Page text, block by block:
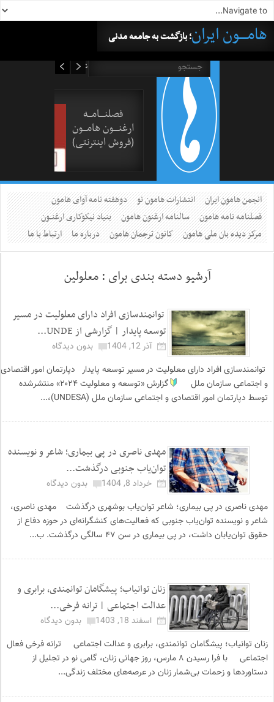
هامــــون ایران؛ بازگشت به جامعه مدنی
فصلنــــامـــه
ارغنــــون هامـــون
(فروش اینترنتی)
انجمن هامون ایران انتشارات هامون نو
دوهفته نامه آوای هامون
فصلنامه نامه هامون
سالنامه ارغنون هامون
بنیاد نیکوکاری ارغنــون
مرکز دیده بان ملی هامون
کانون ترجمان هامون درباره ما ارتباط با ما
آرشیو دسته بندی برای : معلولین
توانمندسازی افراد دارای معلولیت در مسیر
توسعه پایدار | گزارشی از UNDE...
آذر 12, 1404
بدون دیدگاه
توانمندسازی افراد دارای معلولیت در مسیر توسعه پایدار دپارتمان امور اقتصادی
و اجتماعی سازمان ملل
گزارش «توسعه و معلولیت ۲۰۲۴» منتشرشده
توسط دپارتمان امور اقتصادی و اجتماعی سازمان ملل (UNDESA)،...
مهدی ناصری در پی بیماری؛ شاعر و نویسنده
توان‌یاب جنوبی درگذشت...
خرداد 8, 1404
بدون دیدگاه
مهدی ناصری در پی بیماری؛ شاعر توان‌یاب بوشهری درگذشت مهدی ناصری،
شاعر و نویسنده توان‌یاب جنوبی که فعالیت‌های کنشگرانه‌ای در حوزه دفاع از
حقوق توان‌یابان داشت، در پی بیماری در سن ۴۷ سالگی درگذشت. ب...
زنان توانیاب؛ پیشگامان توانمندی، برابری و
عدالت اجتماعی | ترانه فرخی...
اسفند 18, 1403
بدون دیدگاه
زنان توانیاب؛ پیشگامان توانمندی، برابری و عدالت اجتماعی ترانه فرخی فعال
اجتماعی با فرا رسیدن ۸ مارس، روز جهانی زنان، گامی نو در تجلیل از
دستاوردها و زحمات بی‌شمار زنان در عرصه‌های مختلف زندگی...